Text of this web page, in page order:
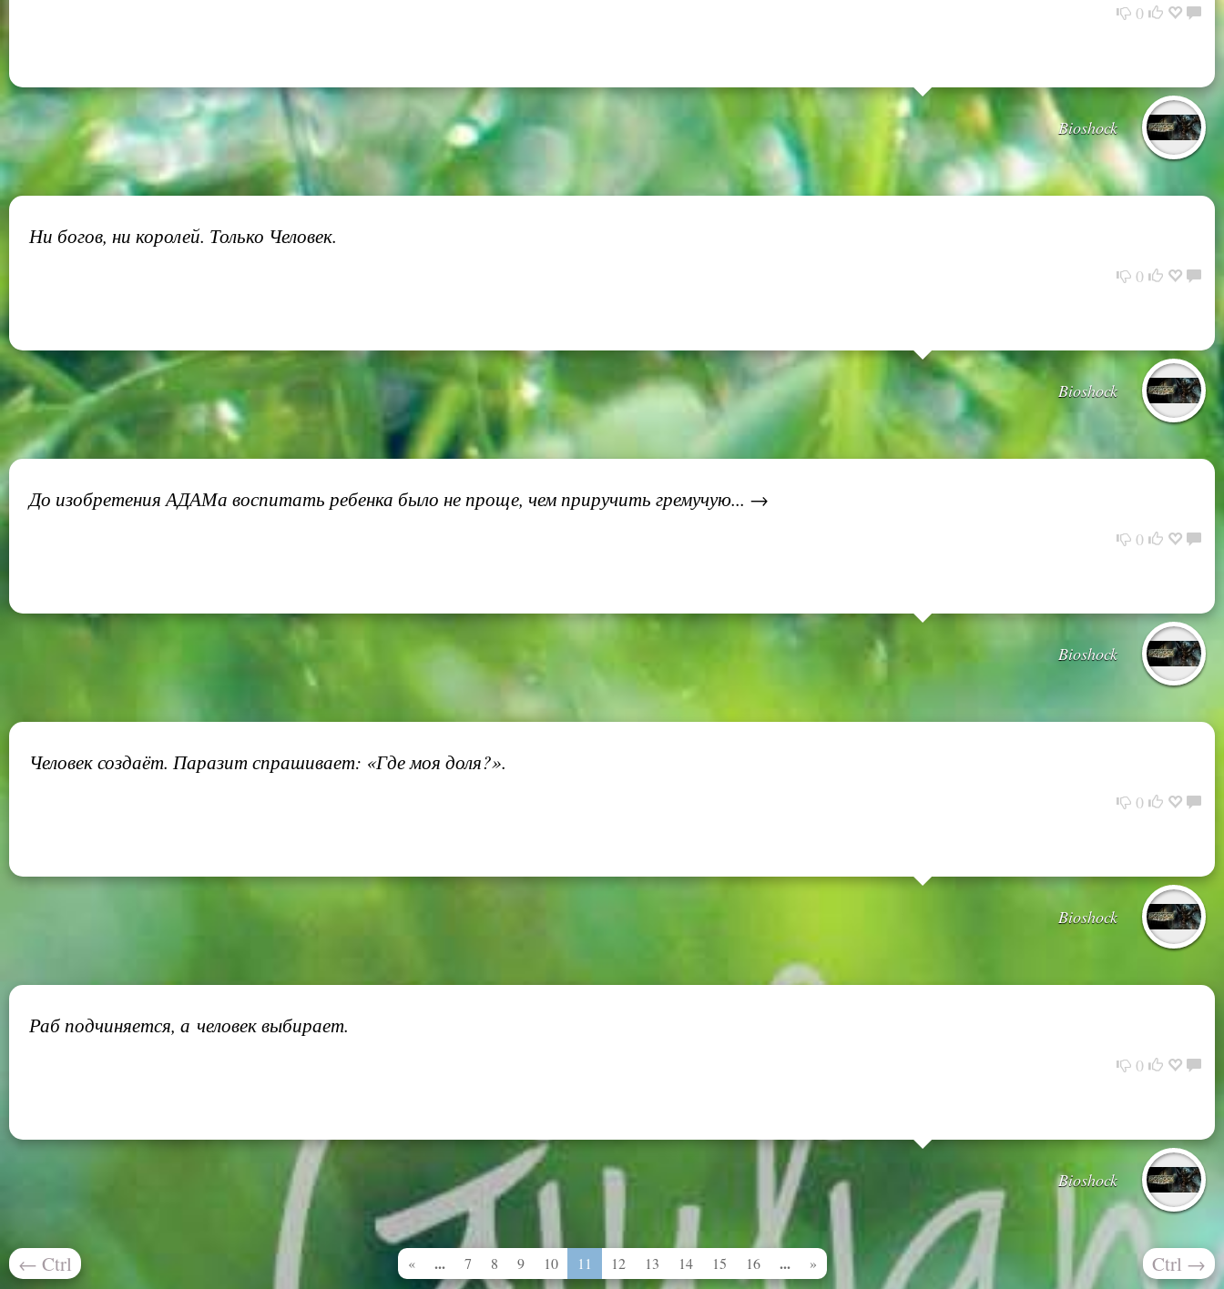
0
Bioshock
Ни богов, ни королей. Только Человек.
0
Bioshock
До изобретения АДАМа воспитать ребенка было не проще, чем приручить гремучую... →
0
Bioshock
Человек создаёт. Паразит спрашивает: «Где моя доля?».
0
Bioshock
Раб подчиняется, а человек выбирает.
0
Bioshock
← Ctrl « ... 7 8 9 10 11 12 13 14 15 16 ... » Ctrl →